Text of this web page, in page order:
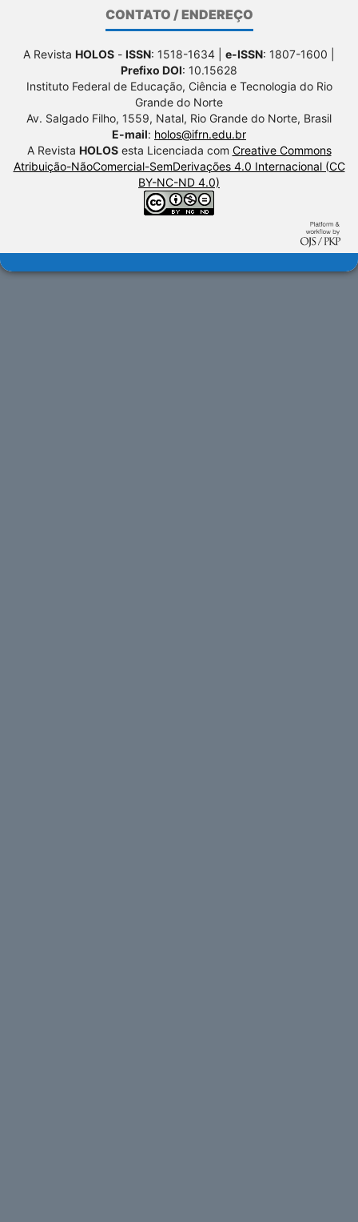
CONTATO / ENDEREÇO
A Revista HOLOS - ISSN: 1518-1634 | e-ISSN: 1807-1600 |
Prefixo DOI: 10.15628
Instituto Federal de Educação, Ciência e Tecnologia do Rio
Grande do Norte
Av. Salgado Filho, 1559, Natal, Rio Grande do Norte, Brasil
E-mail: holos@ifrn.edu.br
A Revista HOLOSesta Licenciada com Creative Commons
Atribuição-NãoComercial-SemDerivações 4.0 Internacional (CC
BY-NC-ND 4.0)